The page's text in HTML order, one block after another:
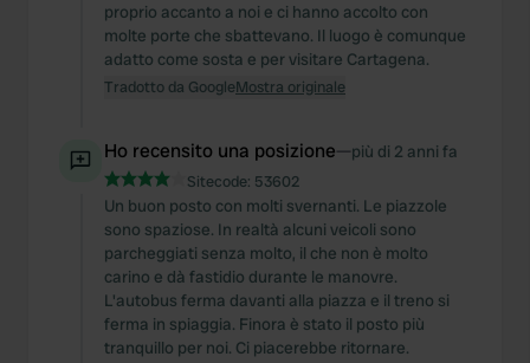
proprio accanto a noi e ci hanno accolto con
molte porte che sbattevano. Il luogo è comunque
adatto come sosta e per visitare Cartagena.
Tradotto da GoogleMostra originale
Ho recensito una posizione—più di 2 anni fa
Sitecode: 53602
Un buon posto con molti svernanti. Le piazzole
sono spaziose. In realtà alcuni veicoli sono
parcheggiati senza molto, il che non è molto
carino e dà fastidio durante le manovre.
L'autobus ferma davanti alla piazza e il treno si
ferma in spiaggia. Finora è stato il posto più
tranquillo per noi. Ci piacerebbe ritornare.